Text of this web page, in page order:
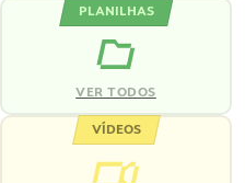
PLANILHAS
VER TODOS
VÍDEOS